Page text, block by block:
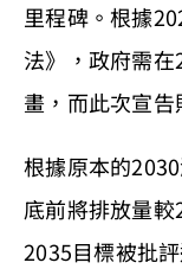
里程碑。根據
法》，政府需
畫，而此次宣告
根據原本的
底前將排放量
2035目標被批